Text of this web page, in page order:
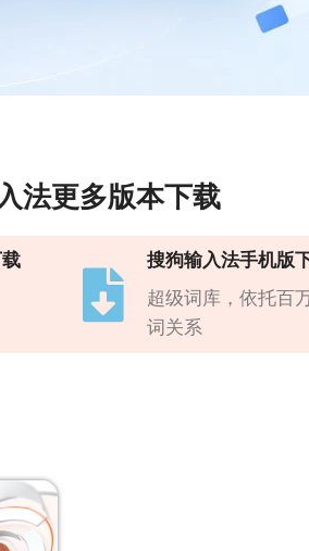
法更多版本下载
搜狗输入法手机版
超级词库，依托百
词关系